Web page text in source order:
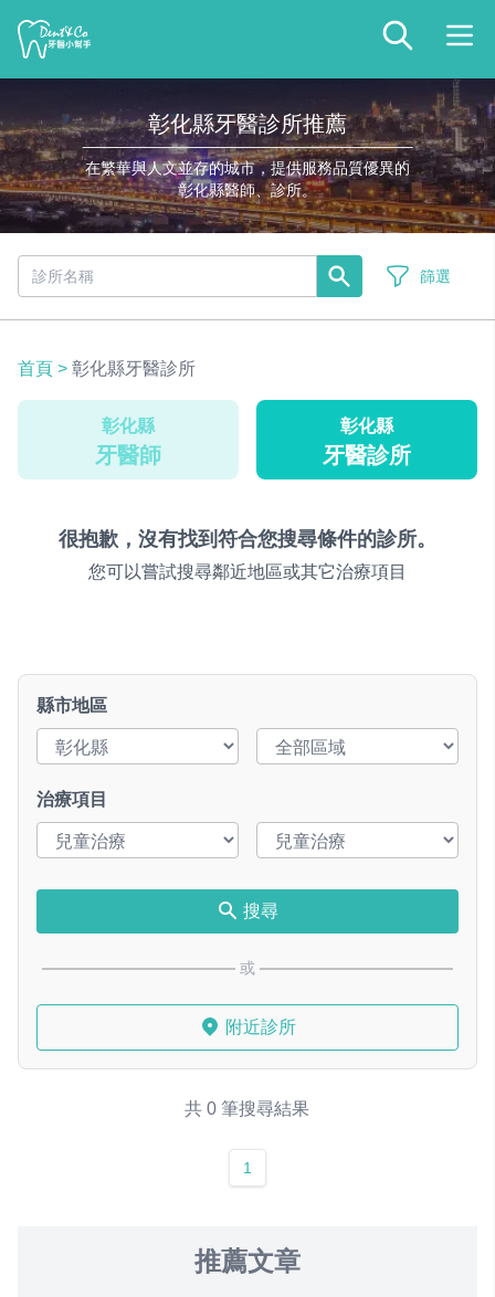
彰化縣牙醫診所推薦
在繁華與人文並存的城市，提供服務品質優異的
彰化縣醫師、診所。
篩選
首頁 > 彰化縣牙醫診所
彰化縣
牙醫師
彰化縣
牙醫診所
很抱歉，沒有找到符合您搜尋條件的診所。
您可以嘗試搜尋鄰近地區或其它治療項目
縣市地區
治療項目
搜尋
或
附近診所
共 0 筆搜尋結果
1
推薦文章